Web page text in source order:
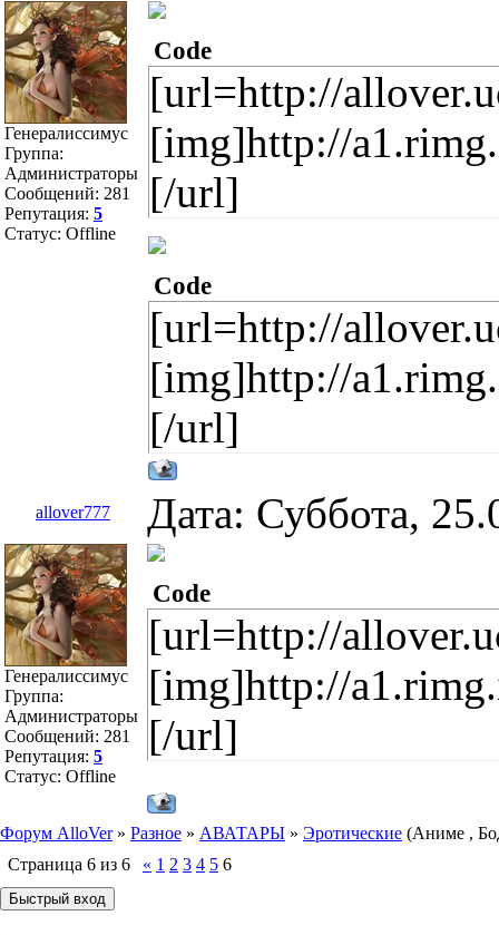
Генералиссимус
Группа:
Администраторы
Сообщений: 281
Репутация: 5
Статус: Offline
Code
[url=http://
[img]http://
[/url]
Code
[url=http://
[img]http://
[/url]
allover777 Дата: Суббота,
Генералиссимус
Группа:
Администраторы
Сообщений: 281
Репутация: 5
Статус: Offline
Code
[url=http://
[img]http://
[/url]
Форум AlloVer » Разное » АВАТАРЫ » Эротические (Аниме ,
Страница 6 из 6 « 1 2 3 4 5 6